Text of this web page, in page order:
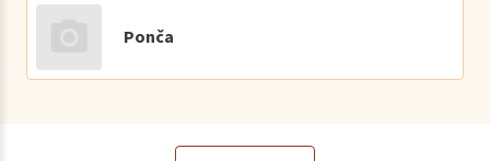
Ponča